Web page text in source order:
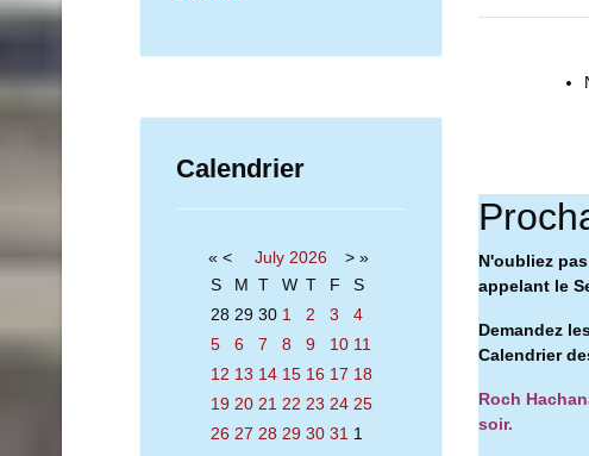
Calendrier
« < July 2026 > »
S
M T W T F
S
28 29 30 1 2 3
4
5
6 7 8 9 10 11
12 13 14 15 16 17 18
19 20 21 22 23 24 25
26 27 28 29 30 31 1
N'oubliez
appelant le
Demandez
Calendrier
Roch
soir.